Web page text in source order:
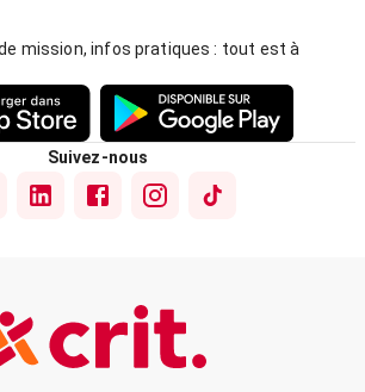
mission, infos pratiques : tout est à
Suivez-nous